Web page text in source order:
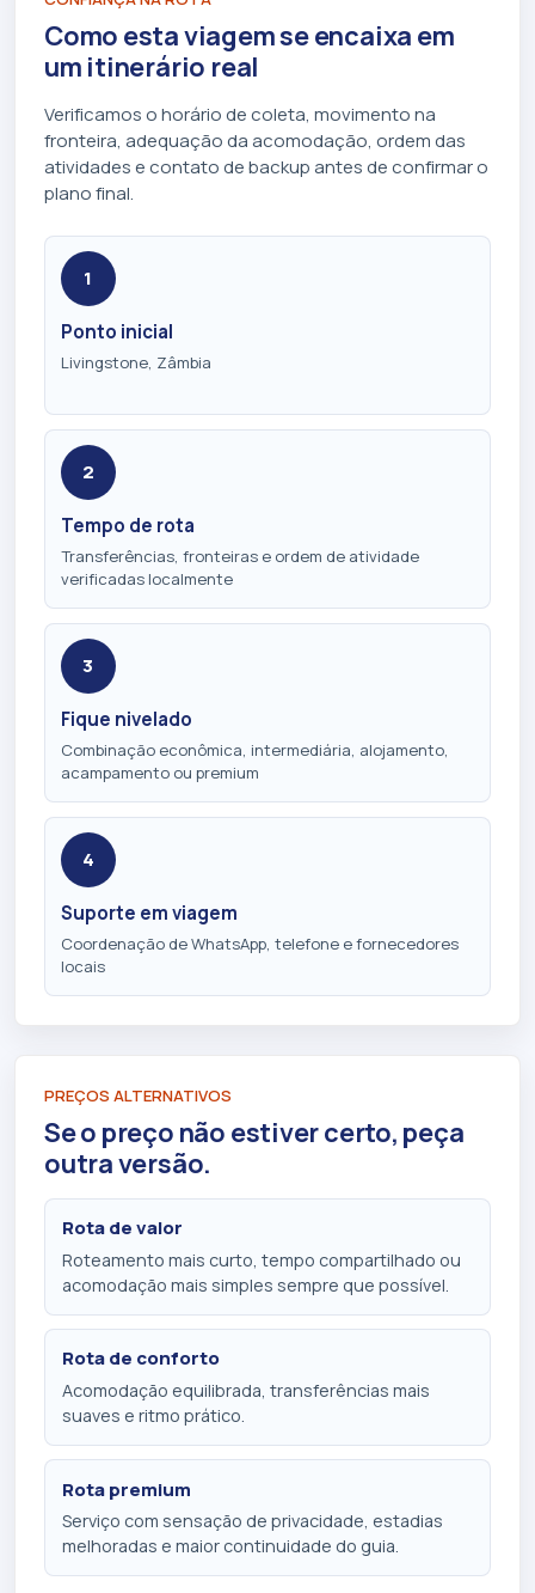
Como esta viagem se encaixa em
um itinerário real
Verificamos o horário de coleta, movimento na
fronteira, adequação da acomodação, ordem das
atividades e contato de backup antes de confirmar o
plano final.
1
Ponto inicial
Livingstone, Zâmbia
2
Tempo de rota
Transferências, fronteiras e ordem de atividade
verificadas localmente
3
Fique nivelado
Combinação econômica, intermediária, alojamento,
acampamento ou premium
4
Suporte em viagem
Coordenação de WhatsApp, telefone e fornecedores
locais
PREÇOS ALTERNATIVOS
Se o preço não estiver certo, peça
outra versão.
Rota de valor
Roteamento mais curto, tempo compartilhado ou
acomodação mais simples sempre que possível.
Rota de conforto
Acomodação equilibrada, transferências mais
suaves e ritmo prático.
Rota premium
Serviço com sensação de privacidade, estadias
melhoradas e maior continuidade do guia.